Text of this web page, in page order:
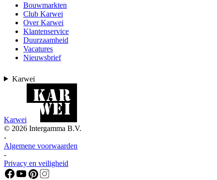
Bouwmarkten
Club Karwei
Over Karwei
Klantenservice
Duurzaamheid
Vacatures
Nieuwsbrief
Karwei
Karwei
© 2026 Intergamma B.V.
-
Algemene voorwaarden
-
Privacy en veiligheid